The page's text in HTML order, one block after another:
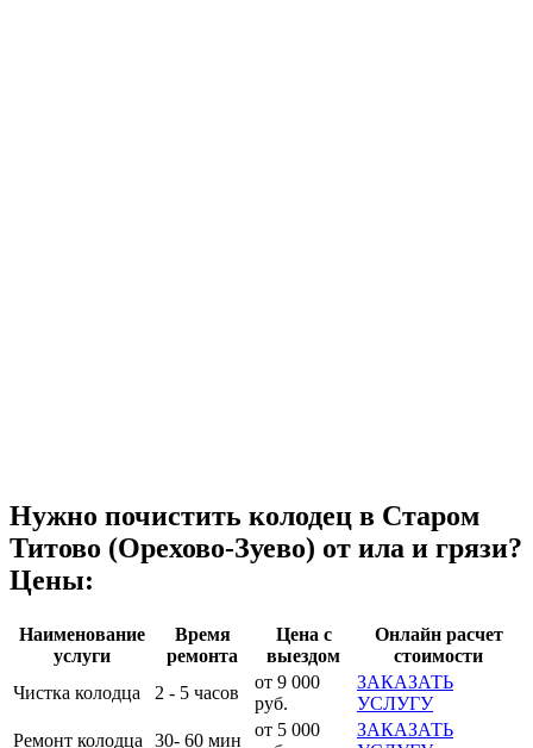
Нужно почистить колодец в Старом
Титово (Орехово-Зуево) от ила и грязи?
Цены:
Наименование
услуги
Время
ремонта
Цена с
выездом
Онлайн расчет
стоимости
Чистка колодца
2 - 5 часов
от 9 000
руб.
ЗАКАЗАТЬ
УСЛУГУ
Ремонт колодца
30- 60 мин
от 5 000
ЗАКАЗАТЬ